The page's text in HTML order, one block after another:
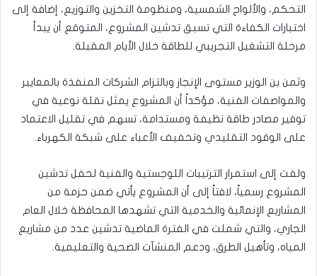
التحكم، والألواح الشمسية، ومنظومة التخزين والتوزيع، إضافة إلى
اختبارات الكفاءة التي تسبق تدشين المشروع، المتوقع أن يبدأ
مرحلة التشغيل التجريبي للطاقة خلال الأيام المقبلة.
وثمن بن الوزير مستوى الإنجاز وبالتزام الشركات المنفذة بالمعايير
والمواصفات الفنية، مؤكداً أن المشروع يمثل نقلة نوعية في
توفير مصادر طاقة نظيفة ومستدامة، تسهم في تقليل الاعتماد
على الوقود التقليدي وتخفيف الأعباء على شبكة الكهرباء.
ولفت إلى استمرار الترتيبات اللوجستية والفنية لحفل تدشين
المشروع رسمياً، لافتاً إلى أن المشروع يأتي ضمن حزمة من
المشاريع الإنمائية والخدمية التي تشهدها المحافظة خلال العام
الجاري، والتي شملت في الفترة الماضية تدشين عدد من مشاريع
المياه، وتأهيل الطرق، ودعم المنشآت الصحية والتعليمية.